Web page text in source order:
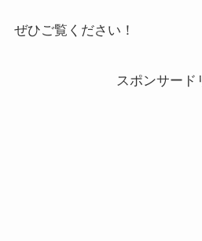
ぜひご覧ください！
スポンサード